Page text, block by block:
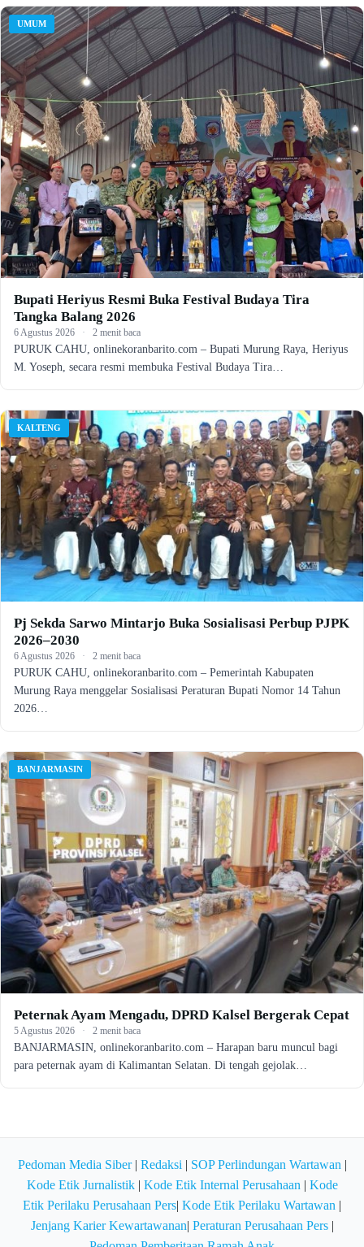
UMUM
Bupati Heriyus Resmi Buka Festival Budaya Tira
Tangka Balang 2026
6 Agustus 2026 · 2 menit baca
PURUK CAHU, onlinekoranbarito.com – Bupati Murung Raya, Heriyus
M. Yoseph, secara resmi membuka Festival Budaya Tira…
KALTENG
Pj Sekda Sarwo Mintarjo Buka Sosialisasi Perbup PJPK
2026–2030
6 Agustus 2026 · 2 menit baca
PURUK CAHU, onlinekoranbarito.com – Pemerintah Kabupaten
Murung Raya menggelar Sosialisasi Peraturan Bupati Nomor 14 Tahun
2026…
BANJARMASIN
Peternak Ayam Mengadu, DPRD Kalsel Bergerak Cepat
5 Agustus 2026 · 2 menit baca
BANJARMASIN, onlinekoranbarito.com – Harapan baru muncul bagi
para peternak ayam di Kalimantan Selatan. Di tengah gejolak…
Pedoman Media Siber| Redaksi | SOP Perlindungan Wartawan |
Kode Etik Jurnalistik| Kode Etik Internal Perusahaan | Kode
Etik Perilaku Perusahaan Pers| Kode Etik Perilaku Wartawan |
Jenjang Karier Kewartawanan| Peraturan Perusahaan Pers|